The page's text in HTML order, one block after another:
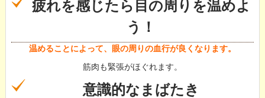
疲れを感じたら目の周りを温めよ
う！
温めることによって、眼の周りの血行が良くなります。
筋肉も緊張がほぐれます。
意識的なまばたき